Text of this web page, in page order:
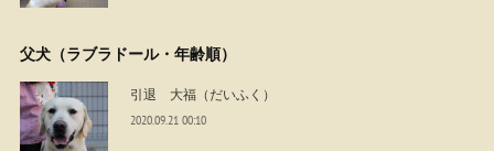
父犬（ラブラドール・年齢順）
引退 大福（だいふく）
2020.09.21 00:10